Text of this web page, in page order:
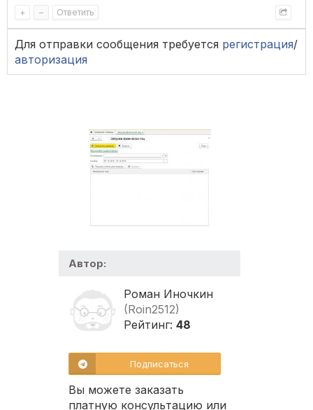
СГРУППИРОВАТЬ
ВидыЗанятостиСотрудниковСрезПоследних.
ТекущиеКадровыеДанныеСотрудников
+ – Ответить
Для отправки сообщения требуется регистрация/
авторизация
Автор:
Роман Иночкин
(Roin2512)
Рейтинг: 48
Подписаться
Вы можете заказать
платную консультацию или